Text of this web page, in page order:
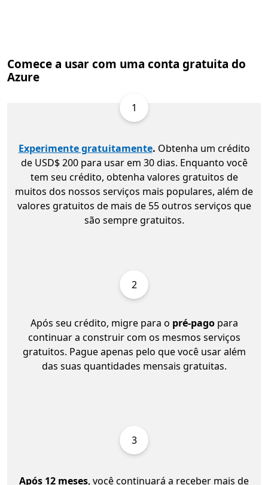
Comece a usar com uma conta gratuita do
Azure
1
Experimente gratuitamente. Obtenha um crédito
de USD$ 200 para usar em 30 dias. Enquanto você
tem seu crédito, obtenha valores gratuitos de
muitos dos nossos serviços mais populares, além de
valores gratuitos de mais de 55 outros serviços que
são sempre gratuitos.
2
Após seu crédito, migre para o pré-pagopara
continuar a construir com os mesmos serviços
gratuitos. Pague apenas pelo que você usar além
das suas quantidades mensais gratuitas.
3
Após 12 meses, você continuará a receber mais de